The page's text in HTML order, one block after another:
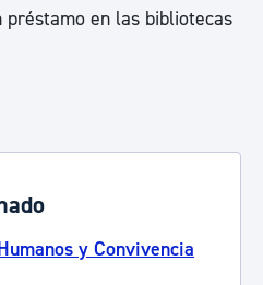
préstamo en las bibliotecas
y Convivencia